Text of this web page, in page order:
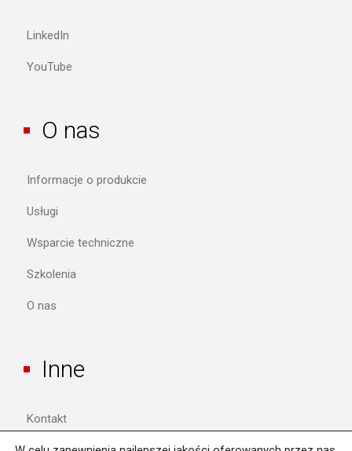
LinkedIn
YouTube
O nas
Informacje o produkcie
Usługi
Wsparcie techniczne
Szkolenia
O nas
Inne
Kontakt